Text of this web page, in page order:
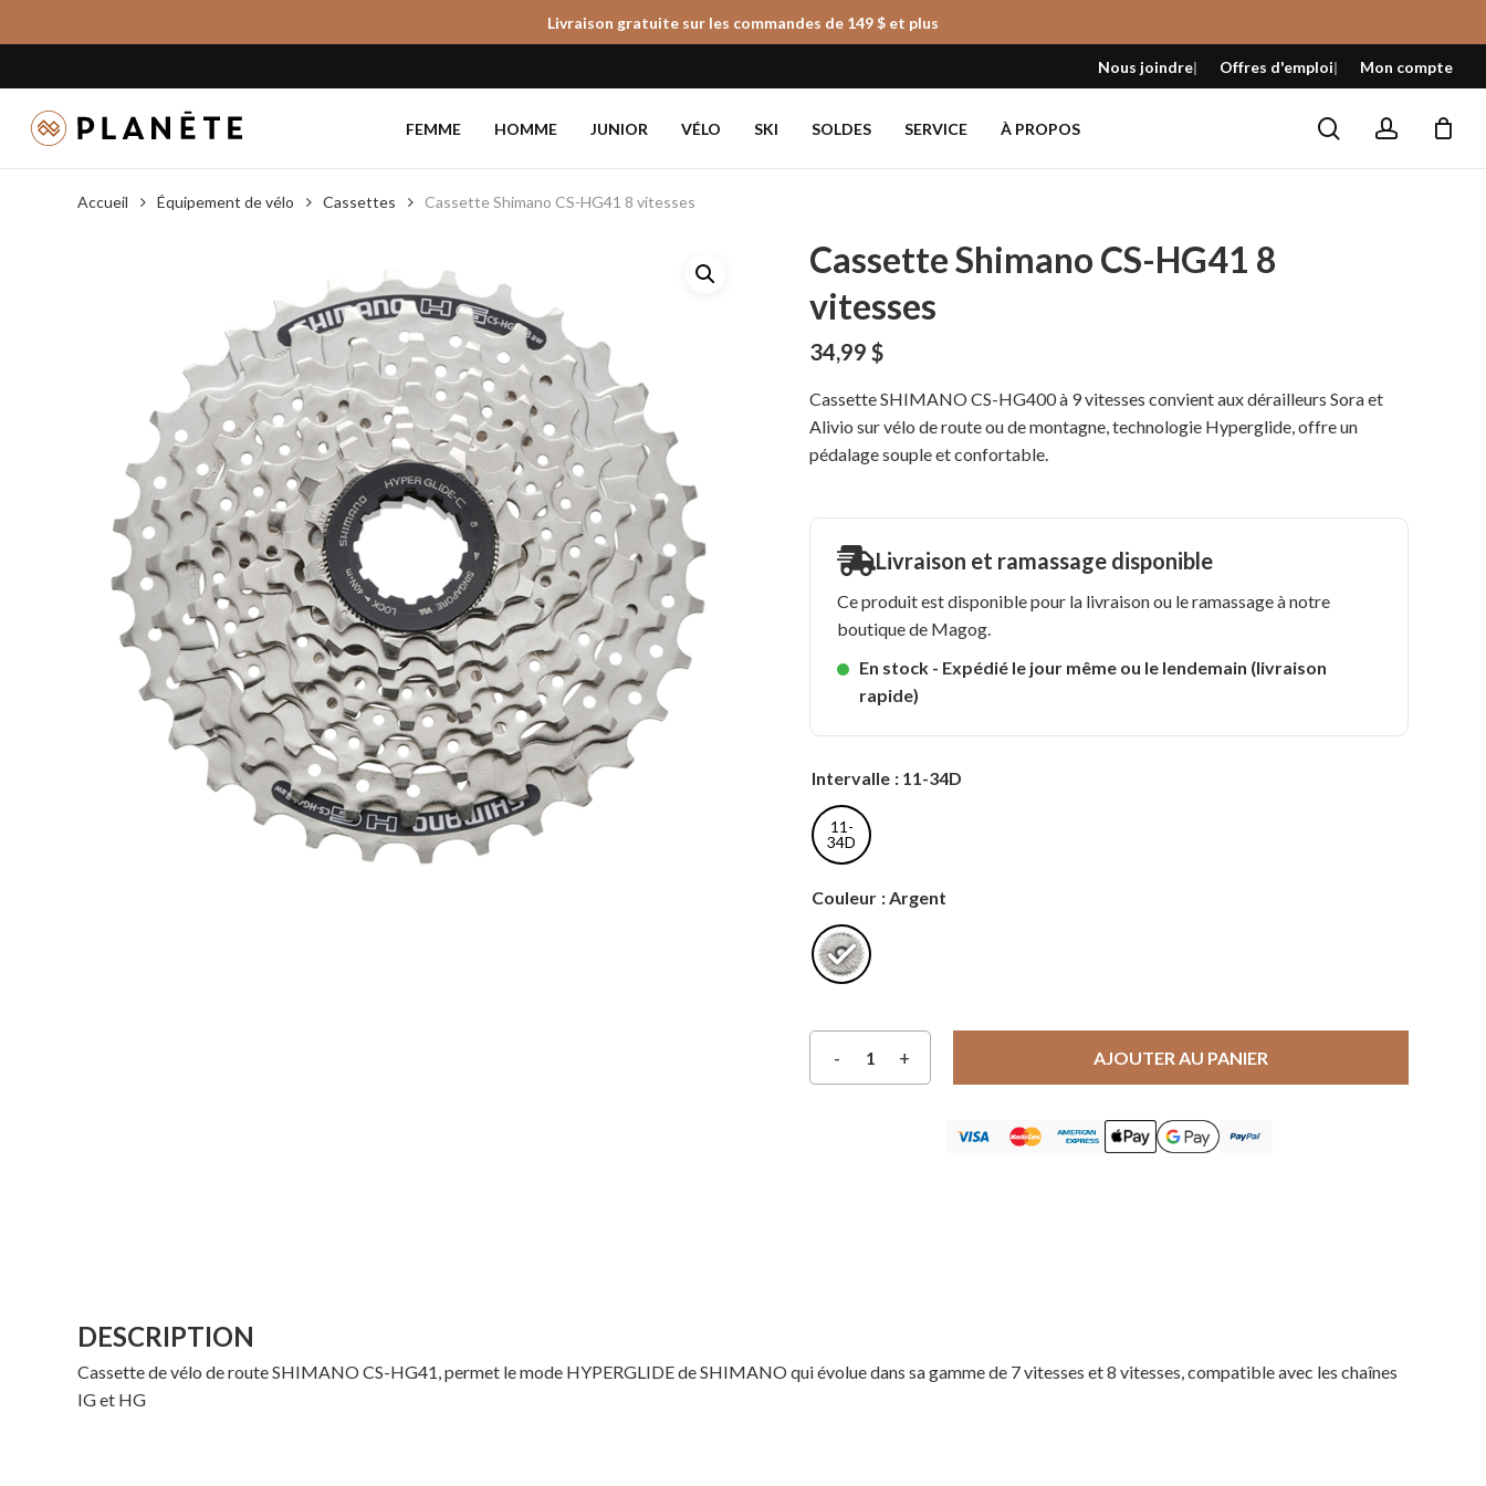
to
content
Livraison gratuite sur les commandes de 149 $ et plus
Nous joindre Offres d'emploi Mon compte
FEMME HOMME JUNIOR VÉLO SKI SOLDES SERVICE À PROPOS searchaccount
Fermer
le
panier
Accueil Équipement de vélo Cassettes Cassette Shimano CS-HG41 8 vitesses
Cassette Shimano CS-HG41 8
vitesses
34,99$
Cassette SHIMANO CS-HG400 à 9 vitesses convient aux dérailleurs Sora et
Alivio sur vélo de route ou de montagne, technologie Hyperglide, offre un
pédalage souple et confortable.
Livraison et ramassage disponible
Ce produit est disponible pour la livraison ou le ramassage à notre
boutique de Magog.
En stock - Expédié le jour même ou le lendemain (livraison
rapide)
Intervalle : 11-34D
11-
34D
Couleur : Argent
AJOUTER AU PANIER
DESCRIPTION
Cassette de vélo de route SHIMANO CS-HG41, permet le mode HYPERGLIDE de SHIMANO qui évolue dans sa gamme de 7 vitesses et 8 vitesses, compatible avec les chaînes
IG et HG